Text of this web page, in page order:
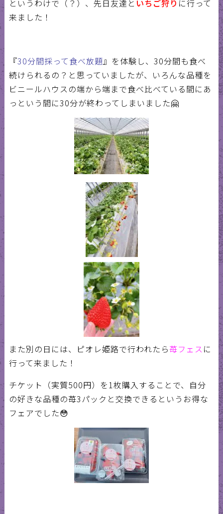
というわけで（？）、先日友達と いちご狩り に行って
来ました！
『30分間採って食べ放題』を体験し、 30分間も食べ
続けられるの？と思っていましたが、いろんな品種を
ビニールハウスの端から端まで食べ比べている間にあ
っという間に30分が終わってしまいました🤗
また別の日には、ピオレ姫路で行われたら苺フェス に
行って来ました！
チケット（実質500円）を 1 枚購入することで、自分
の好きな品種の苺3 パックと交換できるというお得な
フェアでした😳